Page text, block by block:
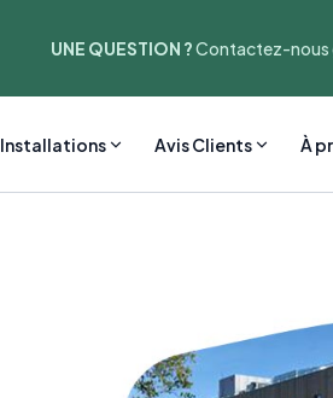
UNE QUESTION ?Contactez-nous
Installations Avis Clients À